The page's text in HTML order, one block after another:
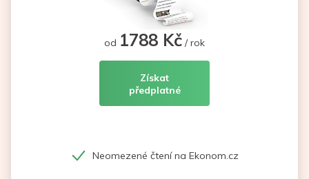
od 1788 Kč / rok
Získat
předplatné
Neomezené čtení na Ekonom.cz